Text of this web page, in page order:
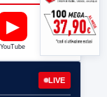
▶
YouTube
LIVE